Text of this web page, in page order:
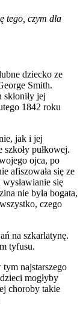
tego, czym dla
dziecko ze
Smith.
jej
1842 roku
jak i jej
pułkowej.
ojca, po
afiszowała się ze
się
nie była bogata,
czego
na szkarlatynę.
tyfusu.
najstarszego
mogłyby
choroby takie